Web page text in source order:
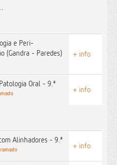
e Peri-
(Gandra - Paredes)
+ info
Oral - 9.ª
+ info
Alinhadores - 9.ª
+ info